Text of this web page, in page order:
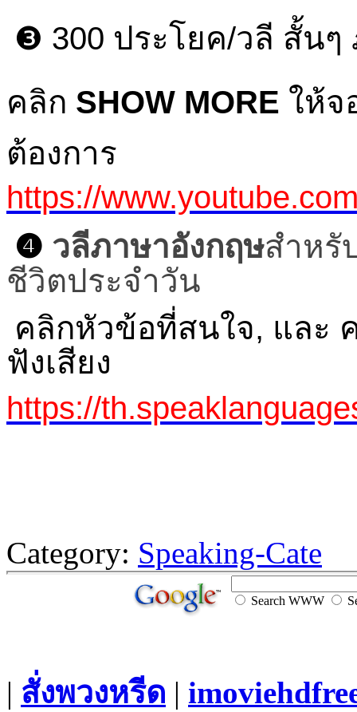
❸ 300 ประโยค/วลี สั้น
คลิก SHOW MORE ให้จ
ต้องการ
https://
❹ วลีภาษาอังกฤษสำหรั
ชีวิตประจำวัน
คลิกหัวข้อที่สนใจ, และ
ฟังเสียง
https://
Category: Speaking-Cate
Search WWW
| สั่งพวงหรีด |